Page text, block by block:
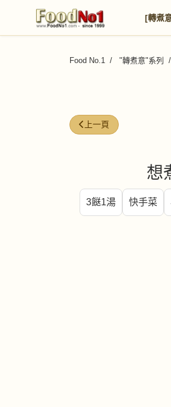
[轉煮
Food No.1 "轉煮意"系列
上一篇文章: 轉一轉・吃
上一頁
想
3餸1湯 快手菜